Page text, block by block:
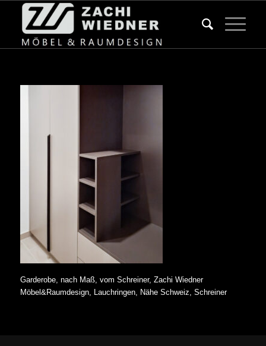
Garderobe, nach Maß, vom Schreiner, Zachi Wiedner
Möbel&Raumdesign, Lauchringen, Nähe Schweiz, Schreiner